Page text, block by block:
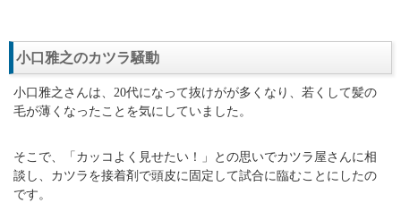
小口雅之のカツラ騒動
小口雅之さんは、20代になって抜けがが多くなり、若くして髪の
毛が薄くなったことを気にしていました。
そこで、「カッコよく見せたい！」との思いでカツラ屋さんに相
談し、カツラを接着剤で頭皮に固定して試合に臨むことにしたの
です。